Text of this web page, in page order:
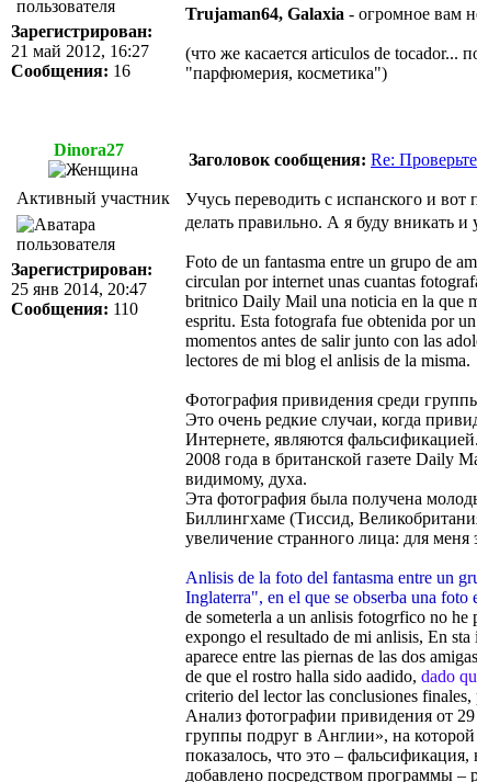
Зарегистрирован:
21 май 2012, 16:27
Сообщения: 16
Trujaman64, Galaxia - огромное вам
(что же касается articulos de tocador...
"парфюмерия, косметика")
Dinora27
Заголовок сообщения: Re:
Активный участник
Зарегистрирован:
25 янв 2014, 20:47
Сообщения: 110
Учусь переводить с испанского и
делать правильно. А я буду вникать и
Foto de un fantasma entre un grupo de
circulan por internet unas cuantas
britnico Daily Mail una noticia en la que
espritu. Esta fotografa fue obtenida por
momentos antes de salir junto con las
lectores de mi blog el anlisis de la misma.
Фотография привидения среди
Это очень редкие случаи, когда
Интернете, являются
2008 года в британской газете Daily
видимому, духа.
Эта фотография была получена
Биллингхаме (Tиссид,
увеличение странного лица: для меня
Anlisis de la foto del fantasma entre un
Inglaterra", en el que se obserba una foto
de someterla a un anlisis fotogrfico no
expongo el resultado de mi anlisis, En
aparece entre las piernas de las dos
de que el rostro halla sido aadido, dado
criterio del lector las conclusiones
Анализ фотографии привидения от
группы подруг в Англии», на которой
показалось, что это –
добавлено посредством программы –